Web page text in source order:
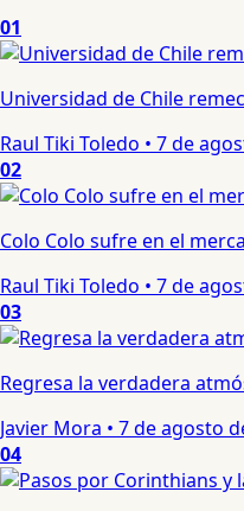
01
Universidad de Chile
Raul Tiki Toledo • 7 de
02
Colo Colo sufre en el
Raul Tiki Toledo • 7 de
03
Regresa la verdadera
Javier Mora • 7 de agosto
04